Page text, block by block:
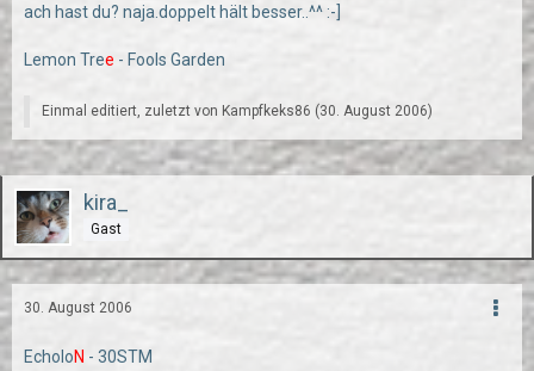
ach hast du? naja.doppelt hält besser..^^ :-]
Lemon Tree - Fools Garden
Einmal editiert, zuletzt von Kampfkeks86 (30. August 2006)
kira_
Gast
30. August 2006
EcholoN - 30STM